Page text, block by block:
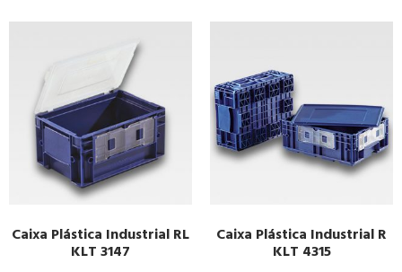
Caixa Plástica Industrial RL
KLT 3147
Caixa Plástica Industrial R
KLT 4315